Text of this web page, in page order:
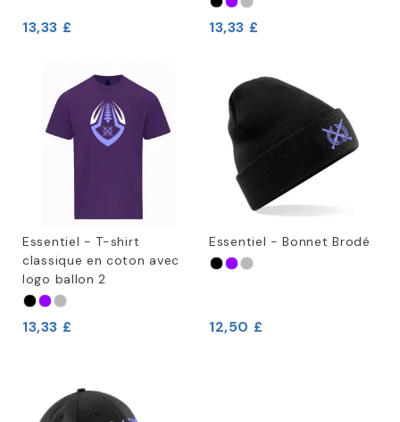
13,33 £ 13,33 £
Essentiel - T-shirt
classique en coton avec
logo ballon 2
13,33 £
Essentiel - Bonnet Brodé
12,50 £